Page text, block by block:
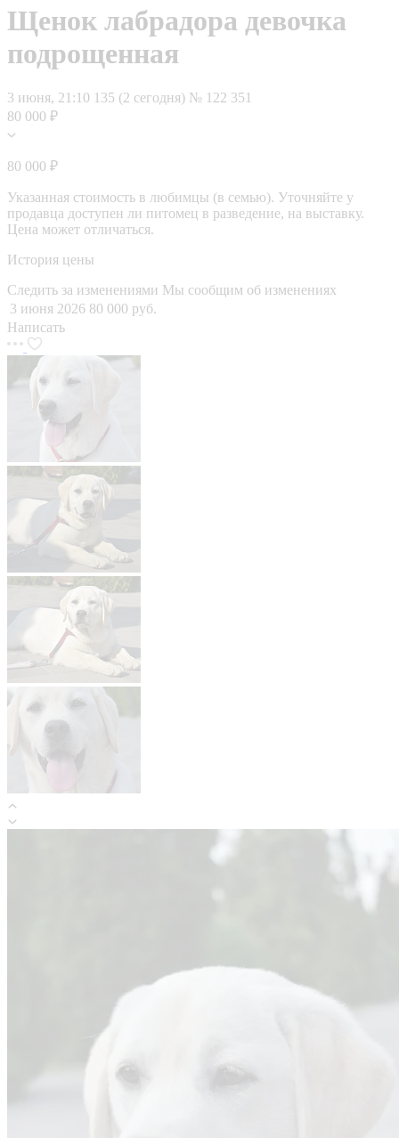
Щенок лабрадора девочка
подрощенная
3 июня, 21:10 135 (2 сегодня) № 122 351
80 000 ₽
80 000 ₽
Указанная стоимость в любимцы (в семью). Уточняйте у
продавца доступен ли питомец в разведение, на выставку.
Цена может отличаться.
История цены
Следить за изменениями Мы сообщим об изменениях
3 июня 2026 80 000 руб.
Написать